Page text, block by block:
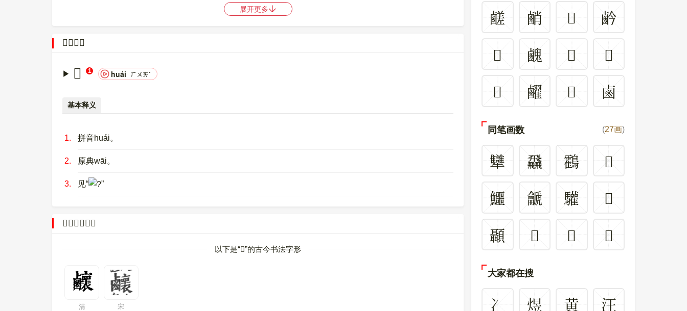
中日韩统一表意文字扩展区B
〔𪊉〕字的异体字是
展开更多
𪊉的意思
𪊉 1 huái ㄏㄨㄞˊ
基本释义
1. 拼音huái。
2. 原典wāi。
3. 见“ ”
𪊉的字源字形
以下是“𪊉”的古今书法字形
清 宋
鹺 䴛 𪉭
鹶
𪉗
䴜 𪉢
𪊉
𪉮
䴞 𪊇 鹵
同笔画数 (27画)
犫 飝 鸖
𡬎
鱷
䶵 驩
𤼢
顳
𢌕 𩏷 𤅹
大家都在搜
冫 煜 黄 汪